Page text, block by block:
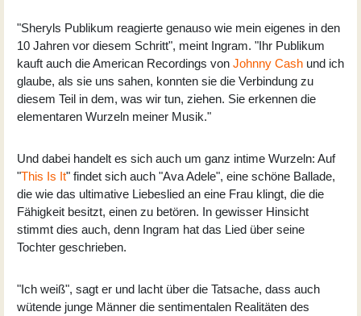
"Sheryls Publikum reagierte genauso wie mein eigenes in den
10 Jahren vor diesem Schritt", meint Ingram. "Ihr Publikum
kauft auch die American Recordings von Johnny Cash und ich
glaube, als sie uns sahen, konnten sie die Verbindung zu
diesem Teil in dem, was wir tun, ziehen. Sie erkennen die
elementaren Wurzeln meiner Musik."
Und dabei handelt es sich auch um ganz intime Wurzeln: Auf
"This Is It" findet sich auch "Ava Adele", eine schöne Ballade,
die wie das ultimative Liebeslied an eine Frau klingt, die die
Fähigkeit besitzt, einen zu betören. In gewisser Hinsicht
stimmt dies auch, denn Ingram hat das Lied über seine
Tochter geschrieben.
"Ich weiß", sagt er und lacht über die Tatsache, dass auch
wütende junge Männer die sentimentalen Realitäten des